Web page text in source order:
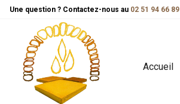
Accueil
Une question ? Contactez-nous au 02 51 94 66 89
Panneau de gestion des cookies